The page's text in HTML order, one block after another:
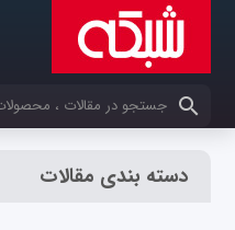
کلمات کلیدی خود را وارد کنید
دسته بندی مقالات